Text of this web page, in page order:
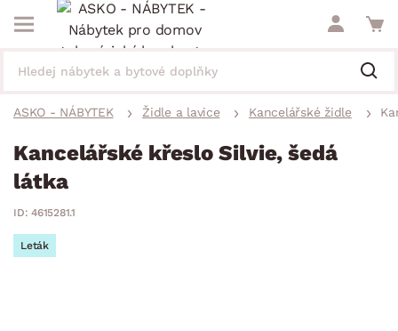
ASKO - NÁBYTEK Židle a lavice Kancelářské židle
Kancelářské křeslo Silvie, šedá
látka
ID: 4615281.1
Leták